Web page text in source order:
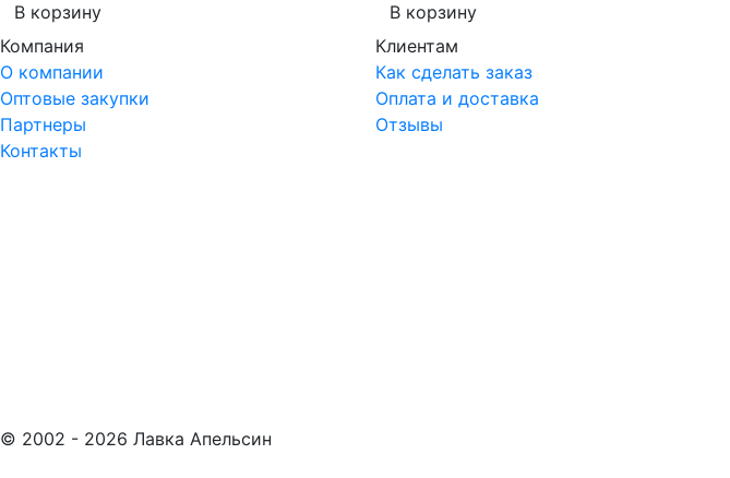
В корзину
В корзину
Компания
О компании
Оптовые закупки
Партнеры
Контакты
Клиентам
Как сделать заказ
Оплата и доставка
Отзывы
© 2002 - 2026 Лавка Апельсин